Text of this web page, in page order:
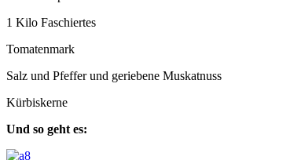
1 Kilo Faschiertes
Tomatenmark
Salz und Pfeffer und geriebene Muskatnuss
Kürbiskerne
Und so geht es: